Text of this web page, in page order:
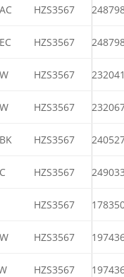
HZS3567
HZS3567
HZS3567
HZS3567
HZS3567
HZS3567
HZS3567
HZS3567
HZS3567